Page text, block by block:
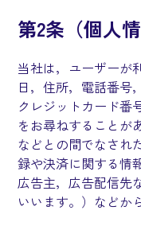
第2条（個人
当社は，ユーザーが
日，住所，電話番号
クレジットカード番
をお尋ねすることが
などとの間でなされ
録や決済に関する情
広告主，広告配信先
いいます。）などか